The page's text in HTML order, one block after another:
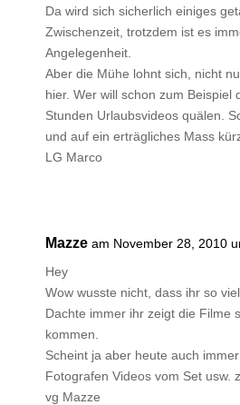
Da wird sich sicherlich einiges
Zwischenzeit, trotzdem ist es
Angelegenheit.
Aber die Mühe lohnt sich, nicht
hier. Wer will schon zum Beispiel
Stunden Urlaubsvideos quälen.
und auf ein erträgliches Mass
LG Marco
Mazze am November 28, 2010
Hey
Wow wusste nicht, dass ihr so
Dachte immer ihr zeigt die Filme
kommen.
Scheint ja aber heute auch
Fotografen Videos vom Set usw.
vg Mazze